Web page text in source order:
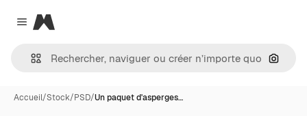
Close menu
Magnific
Accueil/Stock/PSD/Un paquet d'asperges…